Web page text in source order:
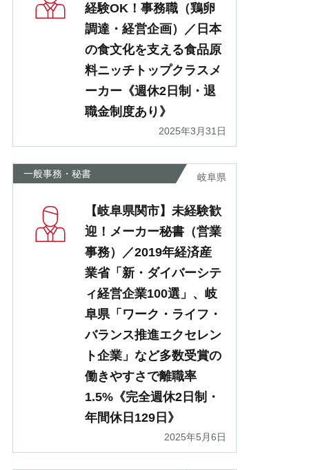
経験OK！事務職（鶏卵
調達・経営企画）／日本
の食文化を支える食品原
料ニッチトップクラスメ
ーカー《週休2日制・退
職金制度あり》
2025年3月31日
一般事務・秘書 岐阜県
【岐阜県関市】未経験歓
迎！メーカー秘書（営業
事務）／2019年経済産
業省「新・ダイバーシテ
ィ経営企業100選」、岐
阜県「ワーク・ライフ・
バランス推進エクセレン
ト企業」など多数受賞の
働きやすさで離職率
1.5%《完全週休2日制・
年間休日129日》
2025年5月6日